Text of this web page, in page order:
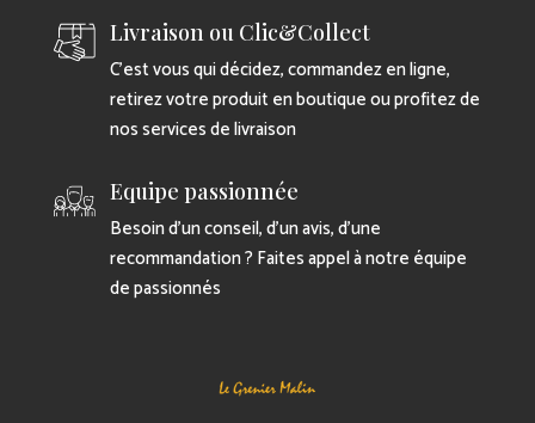
Livraison ou Clic&Collect
C’est vous qui décidez, commandez en ligne,
retirez votre produit en boutique ou profitez de
nos services de livraison
Equipe passionnée
Besoin d’un conseil, d’un avis, d’une
recommandation ? Faites appel à notre équipe
de passionnés